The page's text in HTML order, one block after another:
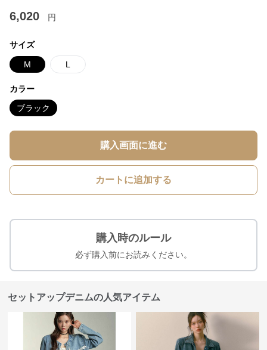
6,020 円
サイズ
M L
カラー
ブラック
購入画面に進む
カートに追加する
購入時のルール
必ず購入前にお読みください。
セットアップデニムの人気アイテム